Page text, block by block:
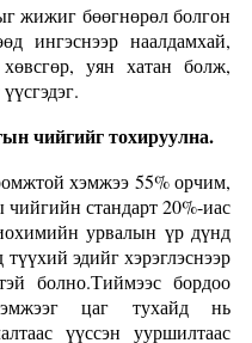
жижиг бөөгнөрөл болгон
ингэснээр наалдамхай,
уян хатан болж,
чийгийг тохируулна.
хэмжээ 55% орчим,
стандарт 20%-иас
урвалын үр дүнд
эдийг хэрэглэснээр
болно.Тиймээс бордоо
цаг тухайд нь
үүссэн ууршилтаас